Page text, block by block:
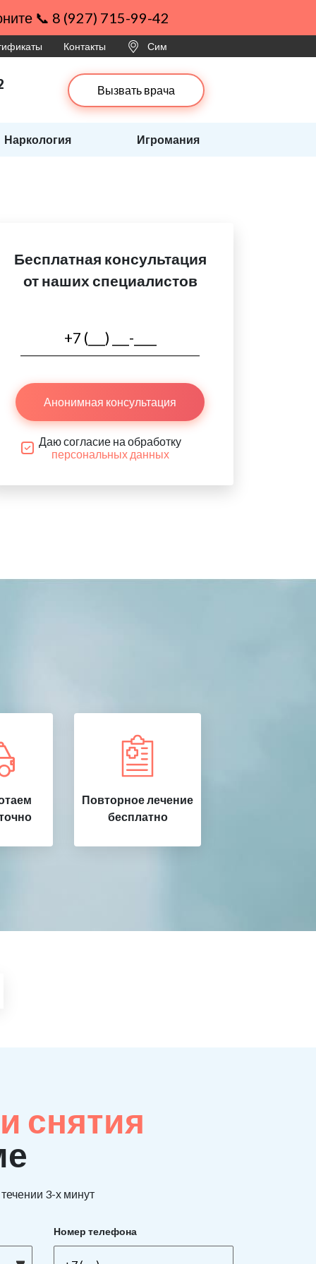
📞 8 (927) 715-99-42
Контакты Сим
Вызвать врача
Наркология Игромания
Бесплатная консультация
от наших специалистов
Анонимная консультация
Даю согласие на обработку
персональных данных
Повторное лечение
бесплатно
снятия
3-х минут
Номер телефона